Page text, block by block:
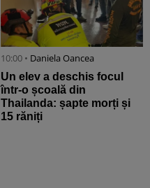
10:00 • Daniela Oancea
Un elev a deschis focul
într-o școală din
Thailanda: șapte morți și
15 răniți